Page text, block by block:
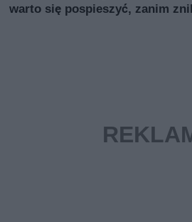
warto się pospieszyć, zanim